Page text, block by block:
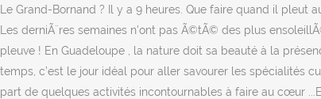
Le Grand-Bornand ? Il y a 9 heures. Que faire quand il
Les derniÃ¨res semaines n'ont pas Ã©tÃ© des plus
pleuve ! En Guadeloupe , la nature doit sa beauté à la
temps, c’est le jour idéal pour aller savourer les spécialités
part de quelques activités incontournables à faire au cœur